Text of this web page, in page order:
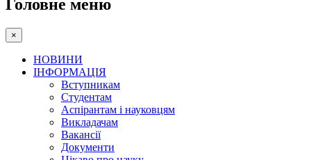
Головне меню
×
НОВИНИ
ІНФОРМАЦІЯ
Вступникам
Студентам
Аспірантам і науковцям
Викладачам
Вакансії
Документи